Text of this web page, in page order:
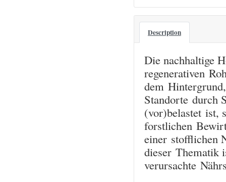
Description
Die nachhaltige
regenerativen
dem
Standorte durch
(vor)belastet ist,
forstlichen
einer stofflichen
dieser Thematik
verursachte